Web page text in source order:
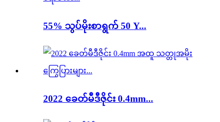
55% သွပ်မိုးစာရွက် 50 Y...
2022 ခေတ်မီဒီဇိုင်း 0.4mm...